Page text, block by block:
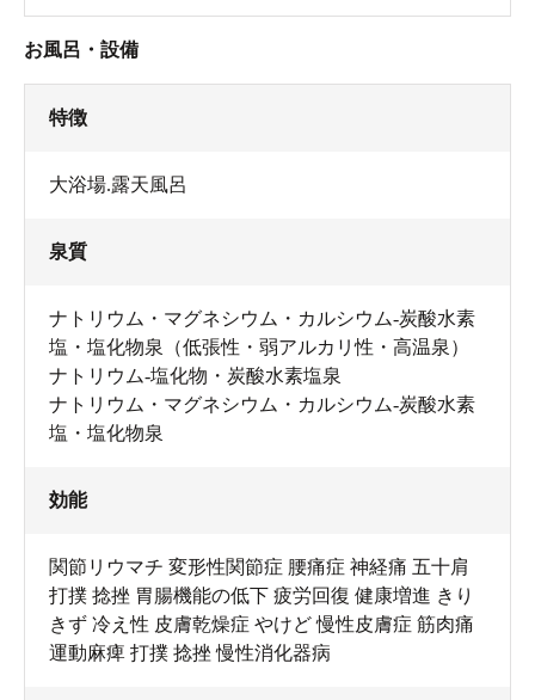
お風呂・設備
特徴
大浴場.露天風呂
泉質
ナトリウム・マグネシウム・カルシウム-炭酸水素
塩・塩化物泉（低張性・弱アルカリ性・高温泉）
ナトリウム-塩化物・炭酸水素塩泉
ナトリウム・マグネシウム・カルシウム-炭酸水素
塩・塩化物泉
効能
関節リウマチ 変形性関節症 腰痛症 神経痛 五十肩
打撲 捻挫 胃腸機能の低下 疲労回復 健康増進 きり
きず 冷え性 皮膚乾燥症 やけど 慢性皮膚症 筋肉痛
運動麻痺 打撲 捻挫 慢性消化器病